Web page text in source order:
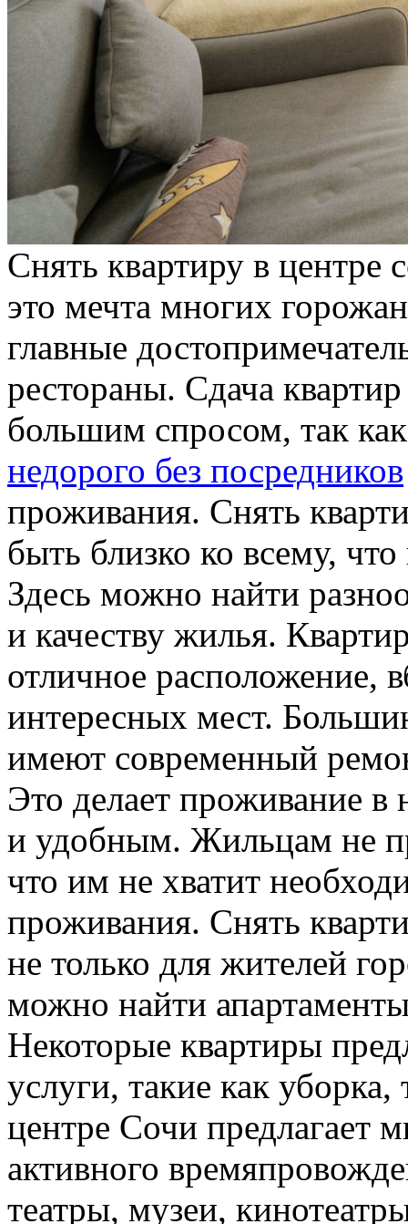
Снять квaртиру в
это мечта многих
главные
рестораны. Сдача
большим спросом, так
недорого без посредников
проживания. Снять
быть близко ко всему,
Здесь можно найти
и качеству жилья.
отличное расположение,
интересных мест.
имеют современный
Это делает проживание
и удобным. Жильцам не
что им не хватит
проживания. Снять
не только для жителей
можно найти
Некоторые квартиры
услуги, такие как
центре Сочи предлагает
активного
театры, музеи,